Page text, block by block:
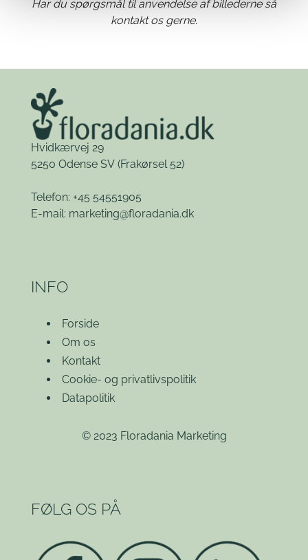
Har du spørgsmål til anvendelse af billederne så
kontakt os gerne.
Hvidkærvej 29
5250 Odense SV (Frakørsel 52)
Telefon: +45 54551905
E-mail: marketing@floradania.dk
INFO
Forside
Om os
Kontakt
Cookie- og privatlivspolitik
Datapolitik
© 2023 Floradania Marketing
FØLG OS PÅ